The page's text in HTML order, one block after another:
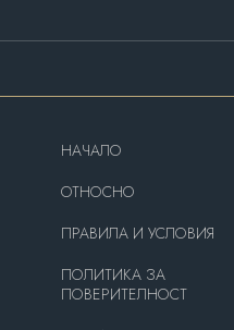
HAЧАЛО
OТНОСНО
ПРАВИЛА И УСЛОВИЯ
ПОЛИТИКА ЗА
ПОВЕРИТЕЛНОСТ